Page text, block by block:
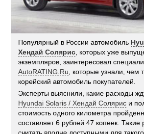
Популярный в России автомобиль
Хендай Солярис , которых уже
экземпляров, заинтересовал
AutoRATING.Ru , которые узнали, чем
корейский автомобиль покупателей.
Эксперты выяснили, какие расходы
Hyundai Solaris / Хендай Солярис и
стоимость одного километра
составляет 6 рублей 47 копеек.
считать вполне доступными для